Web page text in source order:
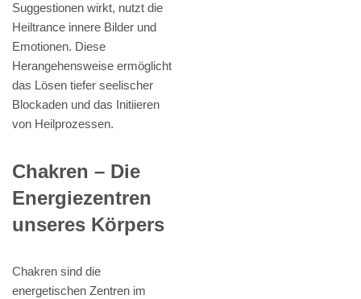
Suggestionen wirkt, nutzt die
Heiltrance innere Bilder und
Emotionen. Diese
Herangehensweise ermöglicht
das Lösen tiefer seelischer
Blockaden und das Initiieren
von Heilprozessen.
Chakren – Die
Energiezentren
unseres Körpers
Chakren sind die
energetischen Zentren im